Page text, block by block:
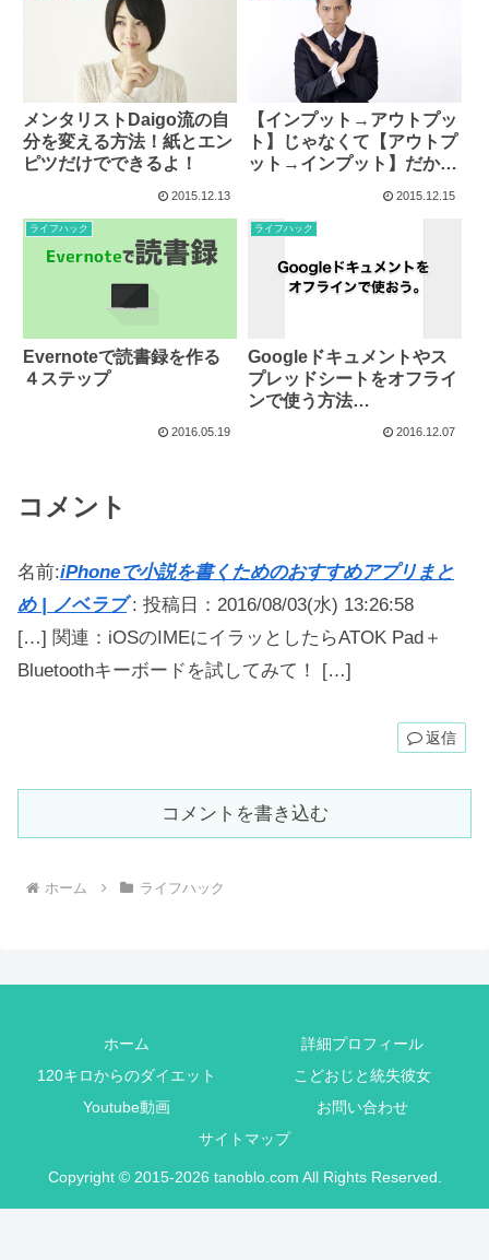
メンタリストDaigo流の自
分を変える方法！紙とエン
ピツだけでできるよ！
2015.12.13
【インプット→アウトプッ
ト】じゃなくて【アウトプ
ット→インプット】だか
2015.12.15
ライフハック
Evernoteで読書録を作る
４ステップ
2016.05.19
ライフハック
Googleドキュメントやス
プレッドシートをオフライ
ンで使う方法
2016.12.07
コメント
名前:iPhoneで小説を書くためのおすすめアプリまと
め | ノベラブ: 投稿日：2016/08/03(水) 13:26:58
[…] 関連：iOSのIMEにイラッとしたらATOK Pad＋
Bluetoothキーボードを試してみて！ […]
返信
コメントを書き込む
ホーム ライフハック
ホーム
詳細プロフィール
120キロからのダイエット
こどおじと統失彼女
Youtube動画
お問い合わせ
サイトマップ
Copyright © 2015-2026 tanoblo.com All Rights Reserved.